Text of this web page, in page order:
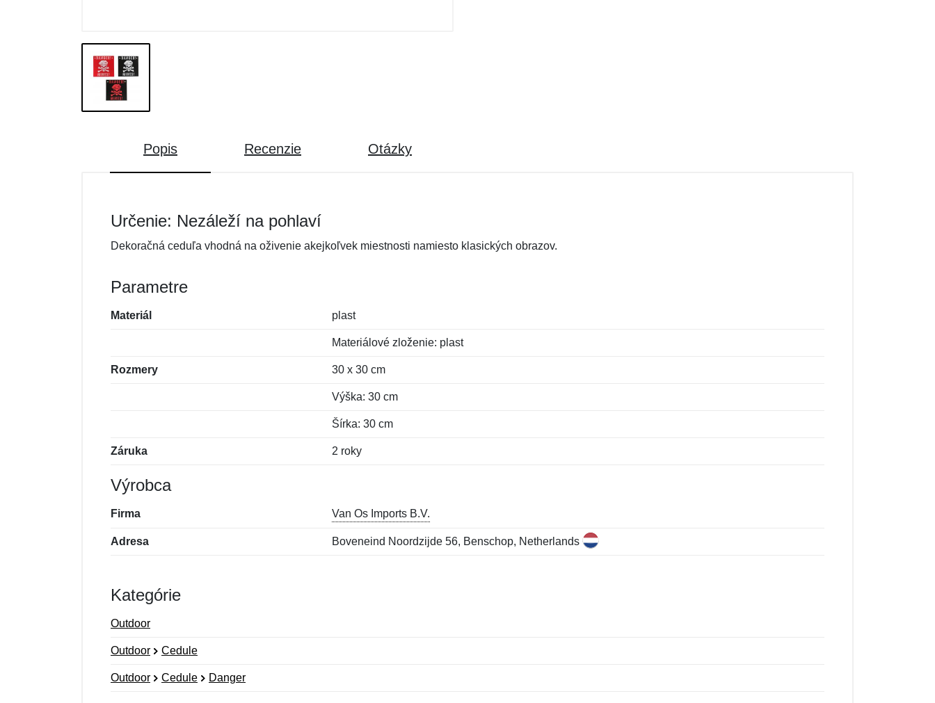
Popis Recenzie Otázky
Určenie: Nezáleží na pohlaví
Dekoračná ceduľa vhodná na oživenie akejkoľvek miestnosti namiesto klasických obrazov.
Parametre
Materiál plast
Materiálové zloženie: plast
Rozmery 30 x 30 cm
Výška: 30 cm
Šírka: 30 cm
Záruka 2 roky
Výrobca
Firma Van Os Imports B.V.
Adresa Boveneind Noordzijde 56, Benschop, Netherlands
Kategórie
Outdoor
Outdoor Cedule
Outdoor Cedule Danger